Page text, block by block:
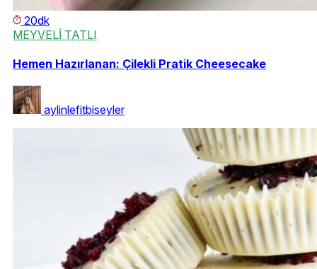
20dk
MEYVELİ TATLI
Hemen Hazırlanan: Çilekli Pratik Cheesecake
aylinlefitbiseyler